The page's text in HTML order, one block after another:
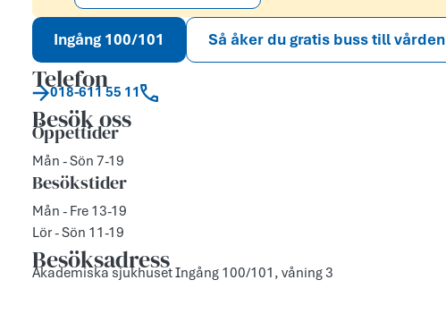
Ingång 100/101 Så åker du gratis buss till vården
Telefon
018-611 55 11
Besök oss
Öppettider
Mån - Sön 7-19
Besökstider
Mån - Fre 13-19
Lör - Sön 11-19
Besöksadress
Akademiska sjukhuset Ingång 100/101, våning 3